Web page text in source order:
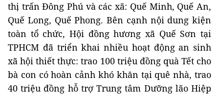
thị trấn Đông Phú và các xã: Quế Minh, Quế An,
Quế Long, Quế Phong. Bên cạnh nội dung kiện
toàn tổ chức, Hội đồng hương xã Quế Sơn tại
TPHCM đã triển khai nhiều hoạt động an sinh
xã hội thiết thực: trao 100 triệu đồng quà Tết cho
bà con có hoàn cảnh khó khăn tại quê nhà, trao
40 triệu đồng hỗ trợ Trung tâm Dưỡng lão Hiệp